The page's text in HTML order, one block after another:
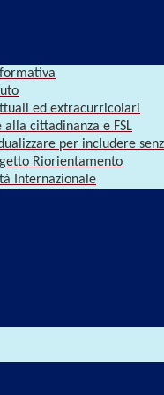
ed extracurricolari
cittadinanza e FSL
per includere
Riorientamento
Internazionale